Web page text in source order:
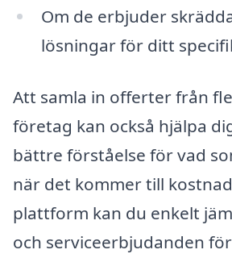
Om de erbjuder
lösningar för ditt
Att samla in offerter från
företag kan också hjälpa
bättre förståelse för vad
när det kommer till
plattform kan du enkelt
och serviceerbjudanden för